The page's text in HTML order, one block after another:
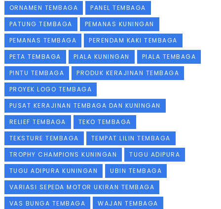
ORNAMEN TEMBAGA
PANEL TEMBAGA
PATUNG TEMBAGA
PEMANAS KUNINGAN
PEMANAS TEMBAGA
PERENDAM KAKI TEMBAGA
PETA TEMBAGA
PIALA KUNINGAN
PIALA TEMBAGA
PINTU TEMBAGA
PRODUK KERAJINAN TEMBAGA
PROYEK LOGO TEMBAGA
PUSAT KERAJINAN TEMBAGA DAN KUNINGAN
RELIEF TEMBAGA
TEKO TEMBAGA
TEKSTURE TEMBAGA
TEMPAT LILIN TEMBAGA
TROPHY CHAMPIONS KUNINGAN
TUGU ADIPURA
TUGU ADIPURA KUNINGAN
UBIN TEMBAGA
VARIASI SEPEDA MOTOR UKIRAN TEMBAGA
VAS BUNGA TEMBAGA
WAJAN TEMBAGA